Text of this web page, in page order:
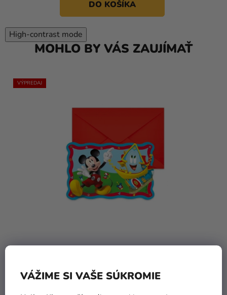
VÁŽIME SI VAŠE SÚKROMIE
DO KOŠÍKA
High-contrast mode
MOHLO BY VÁS ZAUJÍMAŤ
VÝPREDAJ
Pozvánky Mickey Mouse Rock 6 ks